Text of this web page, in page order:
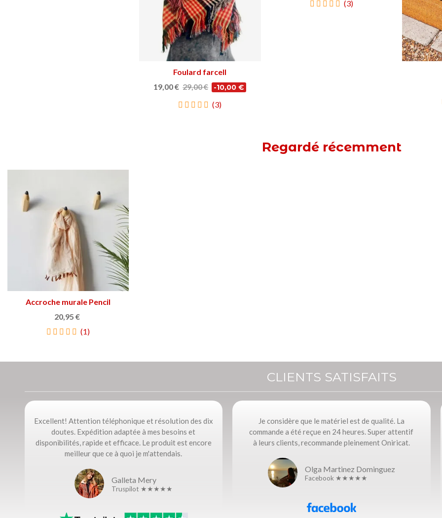
Afficher plus
Frère du temps hygromètre
29,95 €
(1)
Regardé récemment
Afficher plus
Accroche murale Pencil
20,95 €
(1)
CLIENTS SATISFAITS
Excellent! Attention téléphonique et résolution des dix
doutes. Expédition adaptée à mes besoins et
disponibilités, rapide et efficace. Le produit est encore
meilleur que ce à quoi je m'attendais.
Galleta Mery
Truspilot ★★★★★
Je considère que le matériel est de qualité. La
commande a été reçue en 24 heures. Super attentif
à leurs clients, recommande pleinement Oniricat.
Olga Martinez Dominguez
Facebook ★★★★★